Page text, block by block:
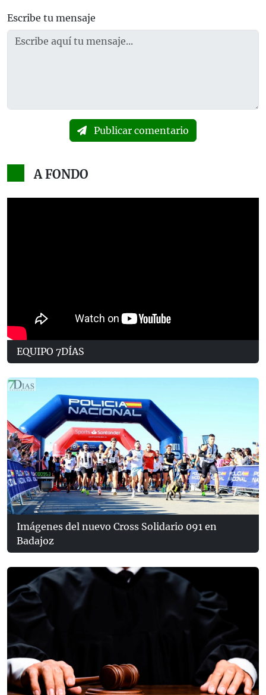
Escribe tu mensaje
Publicar comentario
A FONDO
EQUIPO 7DÍAS
Imágenes del nuevo Cross Solidario 091 en
Badajoz